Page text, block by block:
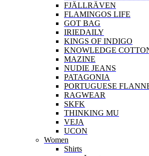
FJÄLLRÄVEN
FLAMINGOS LIFE
GOT BAG
IRIEDAILY
KINGS OF INDIGO
KNOWLEDGE
MAZINE
NUDIE JEANS
PATAGONIA
PORTUGUESE
RAGWEAR
SKFK
THINKING MU
VEJA
UCON
Women
Shirts